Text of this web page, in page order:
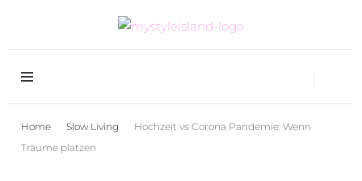
Mystyleisland- Slow
Fashion, Style &
Travelblog aus
Home Slow Living
Hochzeit vs Corona Pandemie: Wenn
Träume platzen